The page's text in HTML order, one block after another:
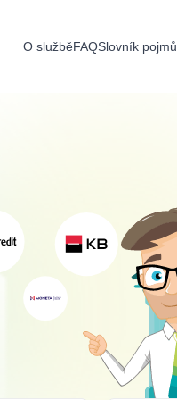
O služběFAQSlovník pojmů